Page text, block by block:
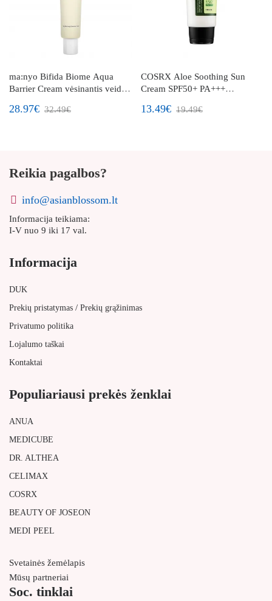
ma:nyo Bifida Biome Aqua
Barrier Cream vėsinantis veido
28.97€ 32.49€
COSRX Aloe Soothing Sun
Cream SPF50+ PA+++
13.49€ 19.49€
Reikia pagalbos?
info@asianblossom.lt
Informacija teikiama:
I-V nuo 9 iki 17 val.
Informacija
DUK
Prekių pristatymas / Prekių grąžinimas
Privatumo politika
Lojalumo taškai
Kontaktai
Populiariausi prekės ženklai
ANUA
MEDICUBE
DR. ALTHEA
CELIMAX
COSRX
BEAUTY OF JOSEON
MEDI PEEL
Svetainės žemėlapis
Mūsų partneriai
Soc. tinklai